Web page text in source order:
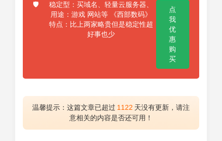
🛡️
稳定型：买域名、轻量云服务器、
用途：游戏 网站等 《西部数码》
特点：比上两家略贵但是稳定性超
好事也少
点
我
优
惠
购
买
温馨提示：这篇文章已超过 1122 天没有更新，请注
意相关的内容是否还可用！